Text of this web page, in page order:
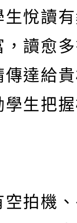
生悅讀
讀愈
達給
生把
拍機